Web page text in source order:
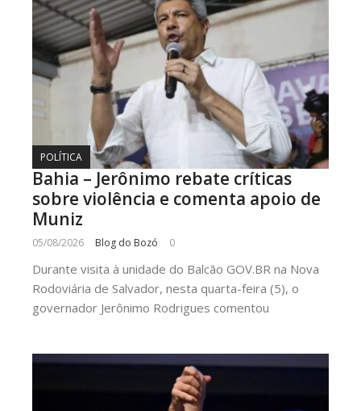
POLÍTICA
Bahia – Jerônimo rebate críticas
sobre violência e comenta apoio de
Muniz
05/08/2026 Blog do Bozó 0
Durante visita à unidade do Balcão GOV.BR na Nova
Rodoviária de Salvador, nesta quarta-feira (5), o
governador Jerônimo Rodrigues comentou